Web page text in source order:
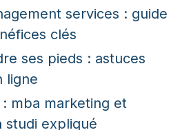
services : guide
clés
ses pieds : astuces
ligne
mba marketing et
studi expliqué